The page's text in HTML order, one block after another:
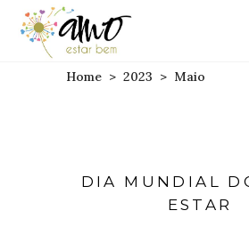
Home > 2023 > Maio
DIA MUNDIAL
ESTAR